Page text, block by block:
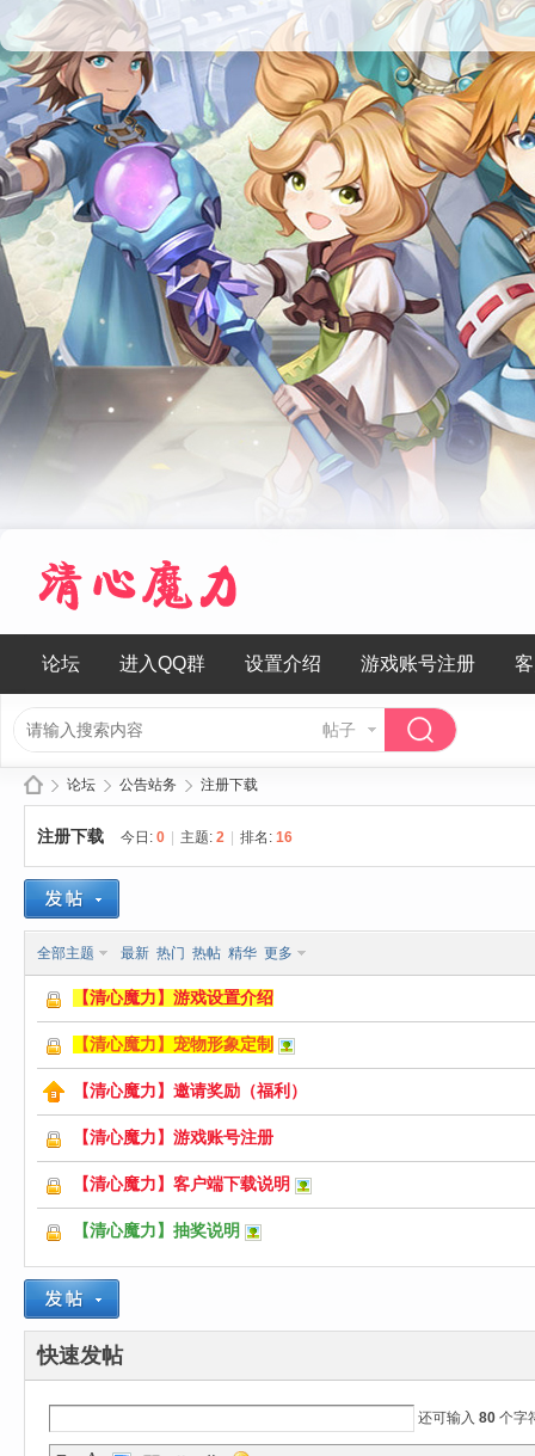
论坛 进入QQ群 设置介绍 游戏账号注册
帖子
清 »
论坛 公告站务 注册下载
注册下载 今日: 0 主题: 2 排名: 16
全部主题 最新 热门 热帖 精华 更多
【清心魔力】游戏设置介绍
【清心魔力】宠物形象定制
【清心魔力】邀请奖励（福利）
【清心魔力】游戏账号注册
【清心魔力】客户端下载说明
【清心魔力】抽奖说明
快速发帖
还可输入 80 个字